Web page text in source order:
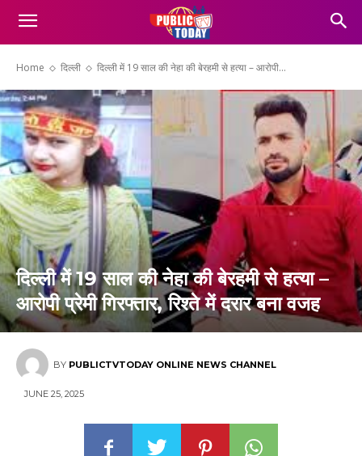
Home दिल्ली दिल्ली में 19 साल की नेहा की बेरहमी से हत्या – आरोपी...
दिल्ली में 19 साल की नेहा की बेरहमी से हत्या –
आरोपी प्रेमी गिरफ्तार, रिश्ते में दरार बना वजह
BY PUBLICTVTODAY ONLINE NEWS CHANNEL
JUNE 25, 2025